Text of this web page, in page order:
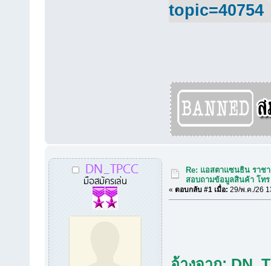
topic=40754
DN_TPCC
มือสมัครเล่น
Re: แอสตาแซนธิน ราช
สอบถามข้อมูลสินค้า โทร
« ตอบกลับ #1 เมื่อ: 29/พ.ค./26